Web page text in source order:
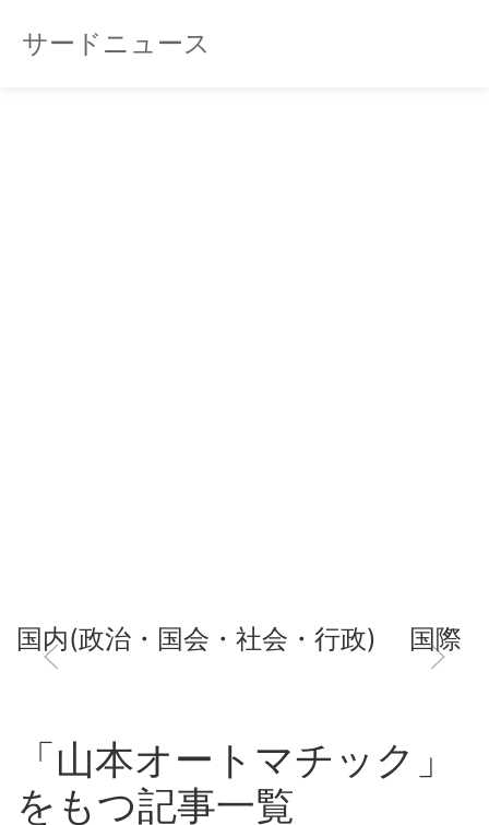
サードニュース
国内(政治・国会・社会・行政) 国際
「山本オートマチック」
をもつ記事一覧